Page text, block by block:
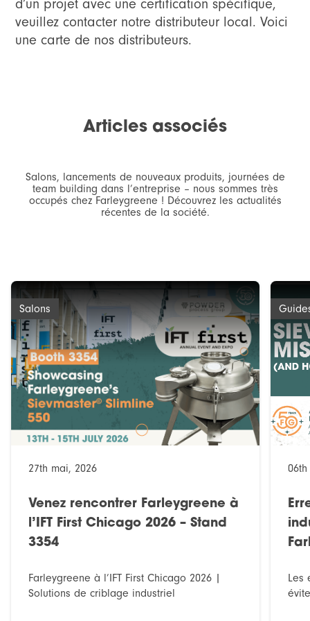
d’un projet avec une certification spécifique,
veuillez contacter notre distributeur local. Voici
une carte de nos distributeurs.
Articles associés
Salons, lancements de nouveaux produits, journées de
team building dans l’entreprise – nous sommes très
occupés chez Farleygreene ! Découvrez les actualités
récentes de la société.
Salons
27th mai, 2026
Venez rencontrer Farleygreene à
l’IFT First Chicago 2026 – Stand
3354
Farleygreene à l’IFT First Chicago 2026 |
Solutions de criblage industriel
Les